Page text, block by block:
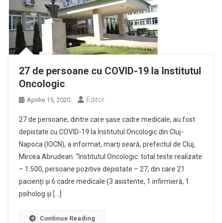
27 de persoane cu COVID-19 la Institutul
Oncologic
Aprilie 15, 2020 Editor
27 de persoane, dintre care şase cadre medicale, au fost
depistate cu COVID-19 la Institutul Oncologic din Cluj-
Napoca (IOCN), a informat, marţi seară, prefectul de Cluj,
Mircea Abrudean. “Institutul Oncologic: total teste realizate
– 1.500, persoane pozitive depistate – 27, din care 21
pacienţi şi 6 cadre medicale (3 asistente, 1 infirmieră, 1
psiholog şi […]
Continue Reading